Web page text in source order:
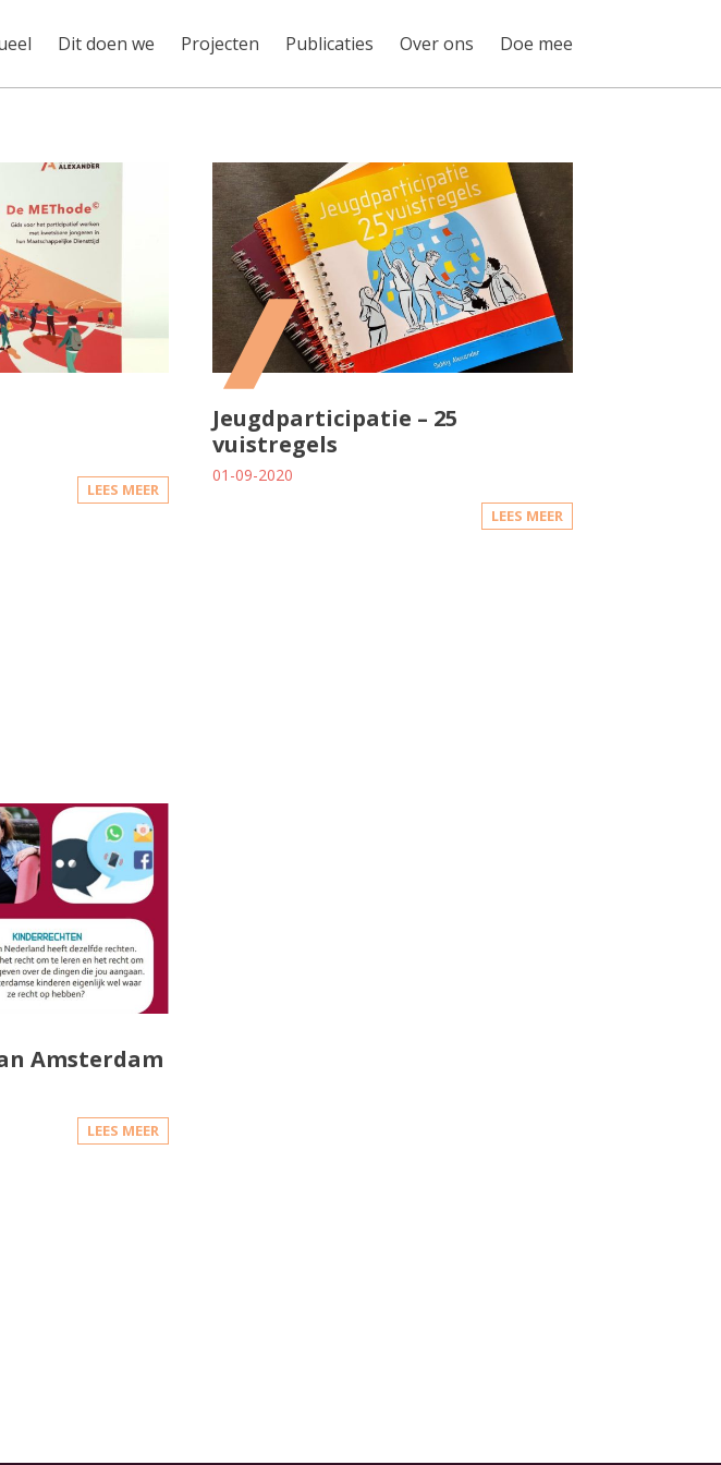
Dit doen we Projecten Publicaties Over ons Doe mee
LEES MEER
Jeugdparticipatie – 25
vuistregels
01-09-2020
LEES MEER
Amsterdam
LEES MEER